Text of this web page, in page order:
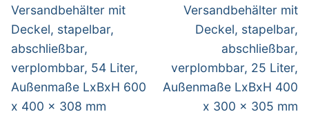
Vorheriger
Beitrag:
Versandbehälter mit
Deckel, stapelbar,
abschließbar,
verplombbar, 54 Liter,
Außenmaße LxBxH 600
x 400 x 308 mm
Nächster
Beitrag:
Versandbehälter mit
Deckel, stapelbar,
abschließbar,
verplombbar, 25 Liter,
Außenmaße LxBxH 400
x 300 x 305 mm